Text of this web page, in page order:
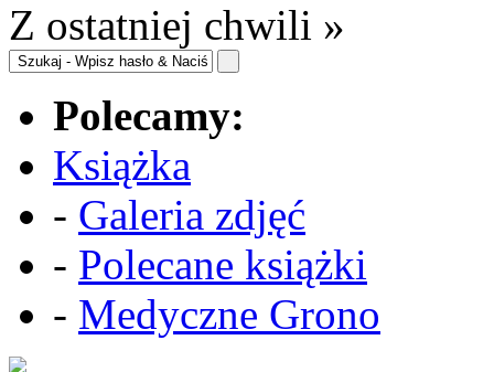
Z ostatniej chwili »
Polecamy:
Książka
- Galeria zdjęć
- Polecane książki
- Medyczne Grono